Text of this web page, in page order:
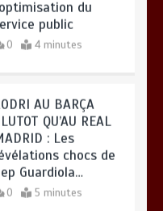
QU’AU
révélations
AU BARÇA
QU’AU REAL
Guardiola…
0 5 minutes